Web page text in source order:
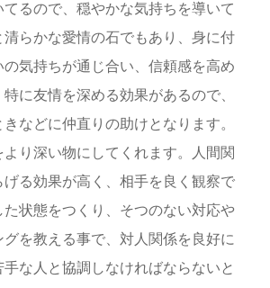
るので、穏やかな気持ちを導いて
清らかな愛情の石でもあり、身に付
気持ちが通じ合い、信頼感を高め
に友情を深める効果があるので、
などに仲直りの助けとなります。
り深い物にしてくれます。人間関
る効果が高く、相手を良く観察で
た状態をつくり、そつのない対応や
グを教える事で、対人関係を良好に
手な人と協調しなければならないと